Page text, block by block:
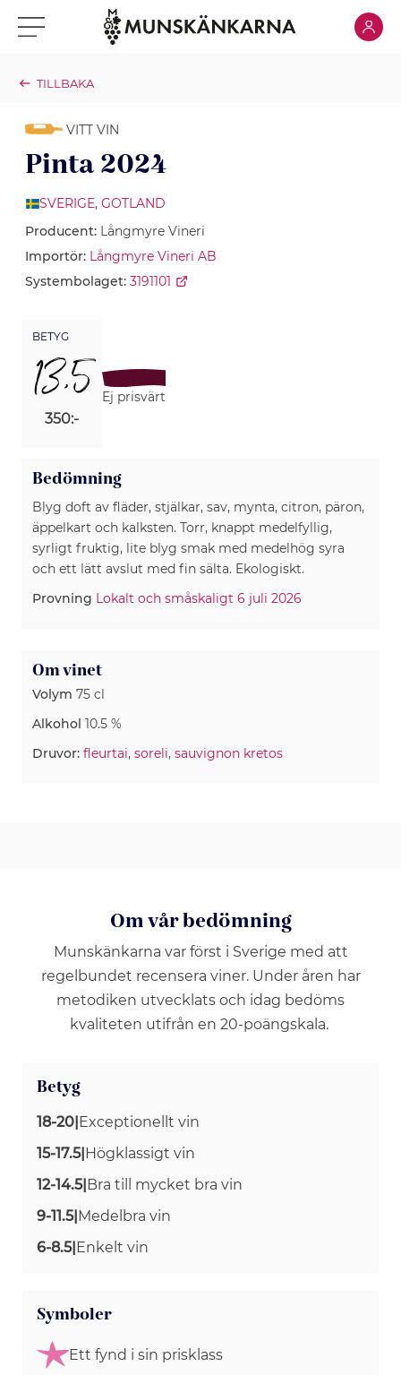
Klicka för meny Klicka
TILLBAKA
VITT VIN
Pinta 2024
SVERIGE, GOTLAND
Producent: Långmyre Vineri
Importör: Långmyre Vineri AB
Systembolaget: 3191101
BETYG
13,5
350:-
Ej prisvärt
Bedömning
Blyg doft av fläder, stjälkar, sav, mynta, citron, päron,
äppelkart och kalksten. Torr, knappt medelfyllig,
syrligt fruktig, lite blyg smak med medelhög syra
och ett lätt avslut med fin sälta. Ekologiskt.
Provning Lokalt och småskaligt 6 juli 2026
Om vinet
Volym 75 cl
Alkohol 10.5 %
Druvor: fleurtai, soreli, sauvignon kretos
Om vår bedömning
Munskänkarna var först i Sverige med att
regelbundet recensera viner. Under åren har
metodiken utvecklats och idag bedöms
kvaliteten utifrån en 20-poängskala.
Betyg
18-20 Exceptionellt vin
15-17.5| Högklassigt vin
12-14.5| Bra till mycket bra vin
9-11.5| Medelbra vin
6-8.5| Enkelt vin
Symboler
Ett fynd i sin prisklass